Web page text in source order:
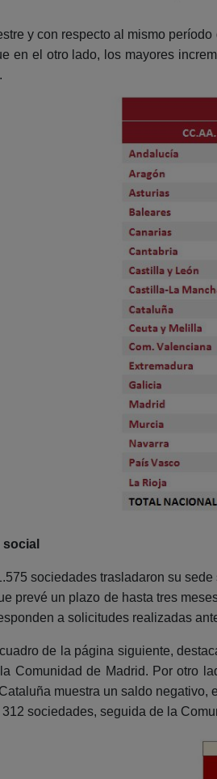
y con respecto al mismo
en el otro lado, los mayores
sociedades trasladaron su
prevé un plazo de hasta tres
a solicitudes realizadas
de la página siguiente,
Comunidad de Madrid. Por otro
muestra un saldo
sociedades, seguida de la